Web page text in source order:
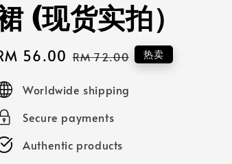
(现货实拍）
price
56.00 Regular
RM 72.00 热卖
Worldwide shipping
Secure payments
Authentic products